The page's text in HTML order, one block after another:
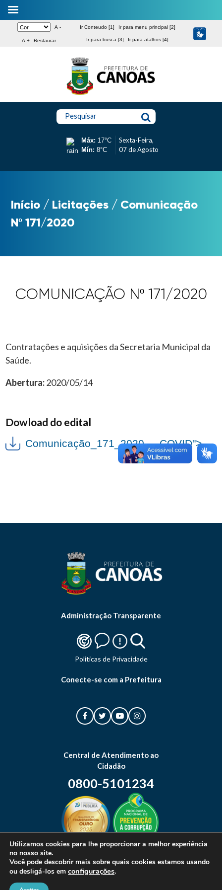
A -
A + Restaurar
Ir Conteudo [1] Ir para menu principal [2]
Ir para busca [3] Ir para atalhos [4]
Pesquisar
Máx: 17°C
Mín: 8°C
Sexta-Feira,
07 de Agosto
Início / Licitações / Comunicação
Nº 171/2020
COMUNICAÇÃO Nº 171/2020
Contratações e aquisições da Secretaria Municipal da
Saúde.
Abertura:2020/05/14
Dowload do edital
Comunicação_171_2020_-_COVID">
Administração Transparente
Politicas de Privacidade
Conecte-se com a Prefeitura
Central de Atendimento ao
Cidadão
0800-5101234
Utilizamos cookies para lhe proporcionar a melhor experiência
no nosso site.
Você pode descobrir mais sobre quais cookies estamos usando
ou desligá-los em configurações.